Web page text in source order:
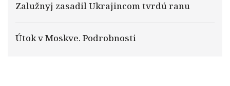
Zalužnyj zasadil Ukrajincom tvrdú ranu
Útok v Moskve. Podrobnosti